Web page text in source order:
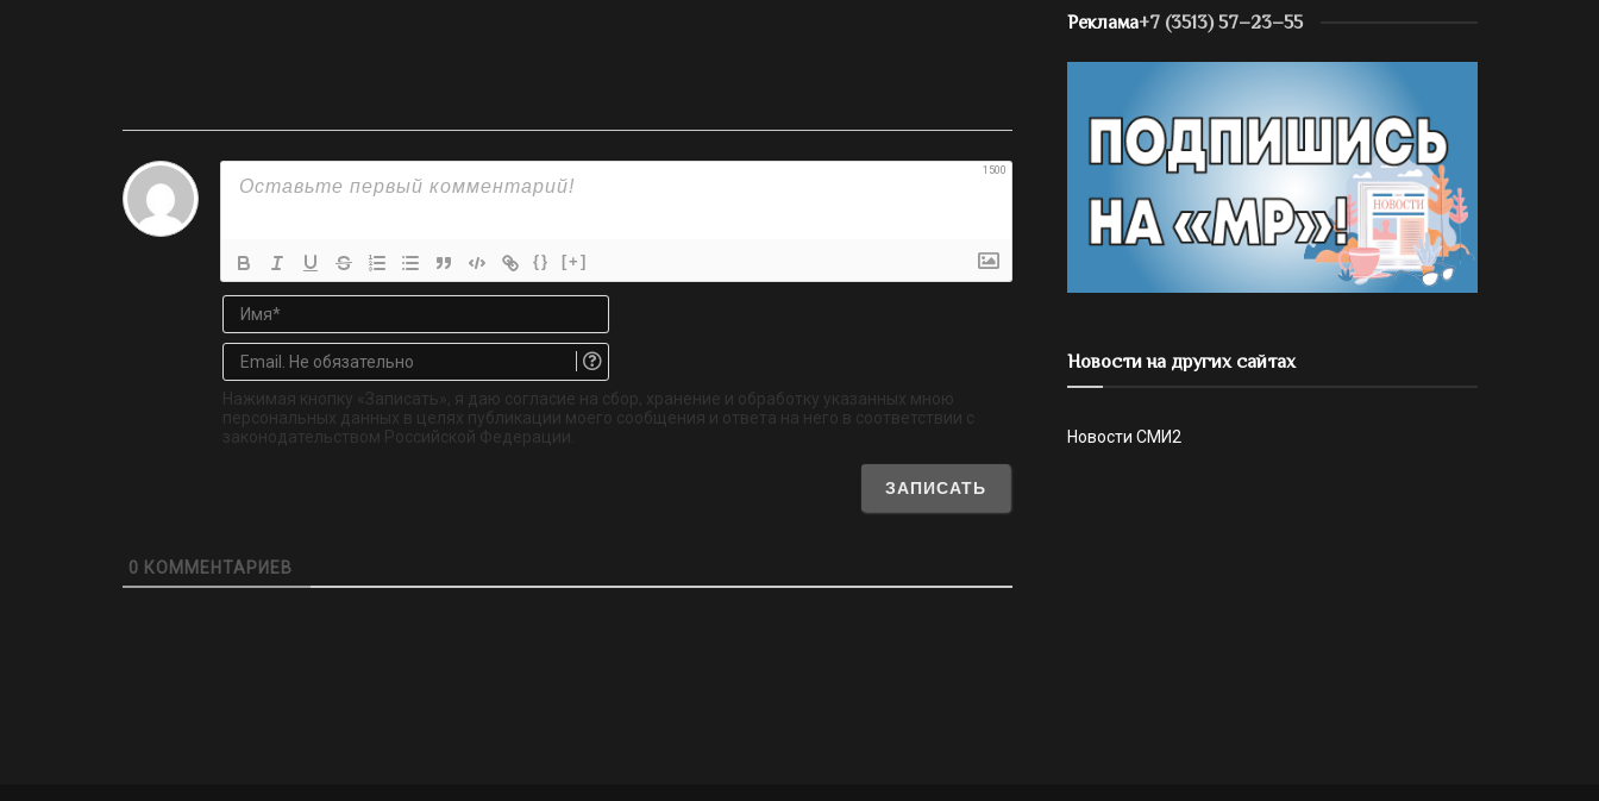
1500
{} [+]
Имя*
Email.
обязательно
Нажимая кнопку «Записать», я даю согласие на сбор, хранение и обработку указанных мною
персональных данных в целях публикации моего сообщения и ответа на него в соответствии с
законодательством Российской Федерации.
0 КОММЕНТАРИЕВ
Реклама+7 (3513) 57–23–55
Новости на других сайтах
Новости СМИ2